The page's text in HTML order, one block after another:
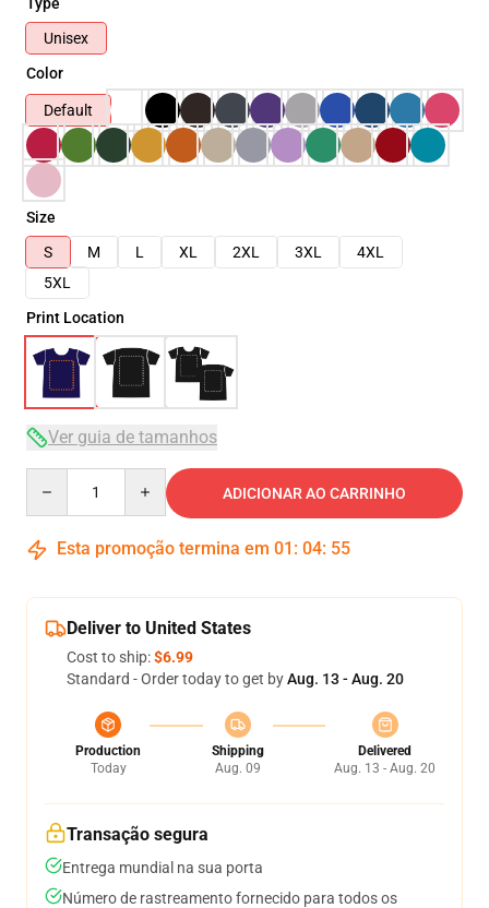
Unisex
Color
Default
Size
S
M L XL 2XL 3XL
4XL
5XL
Print Location
Ver guia de tamanhos
ADICIONAR AO CARRINHO
Esta promoção termina em 01 : 04: 54
Deliver to United States
Cost to ship:$6.99
Standard - Order today to get byAug. 13 - Aug. 20
Production
Today
Shipping
Aug. 09
Delivered
Aug. 13 - Aug. 20
Transação segura
Entrega mundial na sua porta
Número de rastreamento fornecido para todos os